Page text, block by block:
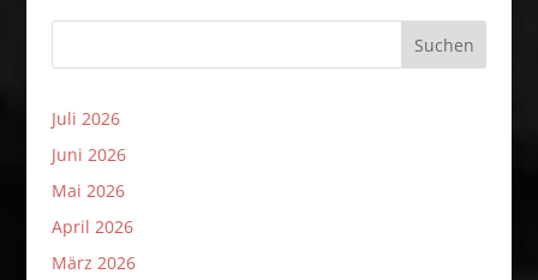
Suchen
Juli 2026
Juni 2026
Mai 2026
April 2026
März 2026